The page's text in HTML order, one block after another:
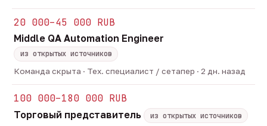
20 000–45 000 RUB
Middle QA Automation Engineer
из открытых источников
Команда скрыта · Тех. специалист / сетапер · 2 дн. назад
100 000–180 000 RUB
Торговый представитель
из открытых источников